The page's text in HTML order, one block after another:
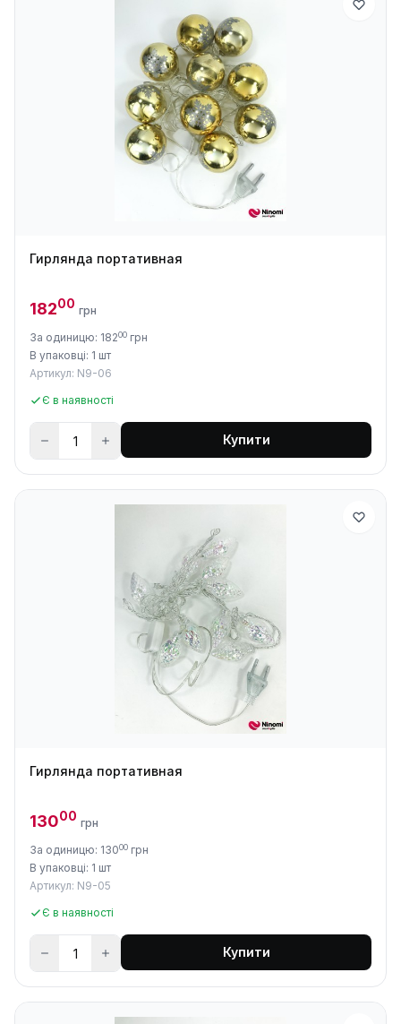
Гирлянда портативная
18200 грн
За одиницю: 18200 грн
В упаковці: 1 шт
Артикул: N9-06
Є в наявності
Купити
Гирлянда портативная
13000 грн
За одиницю: 13000 грн
В упаковці: 1 шт
Артикул: N9-05
Є в наявності
Купити